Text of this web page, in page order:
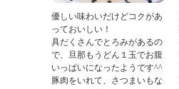
優しい味わいだけどコクがあ
っておいしい！
具だくさんでとろみがあるの
で、旦那もうどん１玉でお腹
いっぱいになったようです^^
豚肉をいれて、さつまいもな